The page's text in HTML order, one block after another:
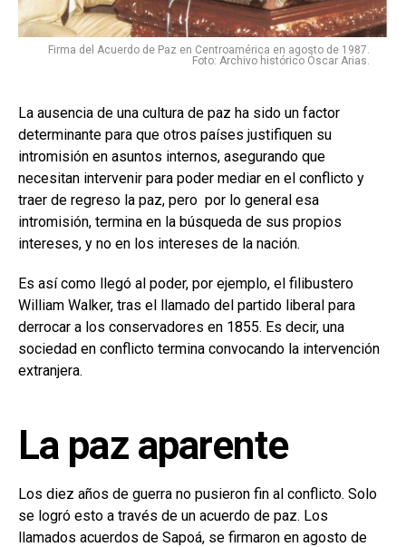
Firma del Acuerdo de Paz en Centroamérica en agosto de 1987.
Foto: Archivo histórico Óscar Arias.
La ausencia de una cultura de paz ha sido un factor
determinante para que otros países justifiquen su
intromisión en asuntos internos, asegurando que
necesitan intervenir para poder mediar en el conflicto y
traer de regreso la paz, pero por lo general esa
intromisión, termina en la búsqueda de sus propios
intereses, y no en los intereses de la nación.
Es así como llegó al poder, por ejemplo, el filibustero
William Walker, tras el llamado del partido liberal para
derrocar a los conservadores en 1855. Es decir, una
sociedad en conflicto termina convocando la intervención
extranjera.
La paz aparente
Los diez años de guerra no pusieron fin al conflicto. Solo
se logró esto a través de un acuerdo de paz. Los
llamados acuerdos de Sapoá, se firmaron en agosto de